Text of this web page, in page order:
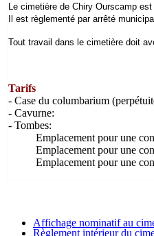
Le cimetière de Chiry Ourscamp
Il est règlementé par arrêté
Tout travail dans le cimetière doit
Tarifs
- Case du columbarium
- Cavurne:
- Tombes:
Emplacement pour une
Emplacement pour une
Emplacement pour une
Affichage nominatif au
Règlement intérieur du